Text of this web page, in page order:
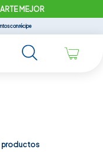
MEJOR
con récipe
productos